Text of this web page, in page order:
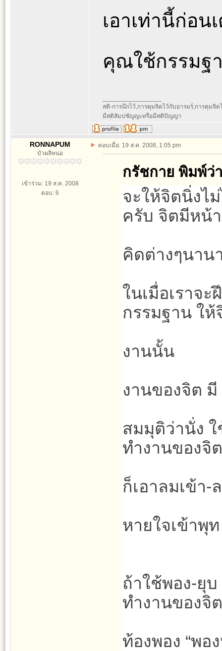
เอาเท่านี้ก่อน
คุณใช้กรรมฐ
สติ-การนึกไว้,การคุมจิตไว้กับอารมร์,การคุมจิ
มีสติสัมปชัญญะหรือมีสติปัญญา
RONNAPUM
บัวผลิหน่อ
เข้าร่วม: 19 ส.ค. 2008
ตอบ: 6
ตอบเมื่อ: 19 ส.ค. 2008, 1:05 pm
กรัชกาย พิมพ์ว่
จะให้จิตนิ่งไ
ครับ จิตมีหน้
คิดต่างๆนาน
ในเมื่อเราจ
กรรมฐาน ใ
งานนั้น
งานของจิต
สมมุติว่านั่ง
ทำงานของจิต
ก็เอาลมเข้า
หายใจเข้าพุ
ถ้าใช้พอง-ยุ
ทำงานของจิต
ท้องพอง “พอ